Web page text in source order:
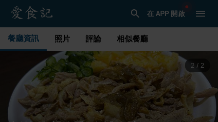
在 APP 開啟
餐廳資訊 照片 評論 相似餐廳
1 / 2